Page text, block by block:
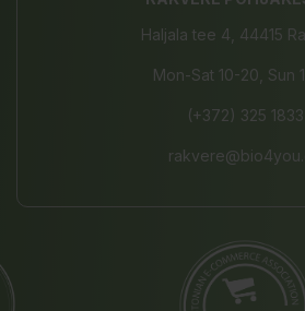
Haljala tee 4, 44415
Mon-Sat 10-20, Sun
(+372) 325 1833